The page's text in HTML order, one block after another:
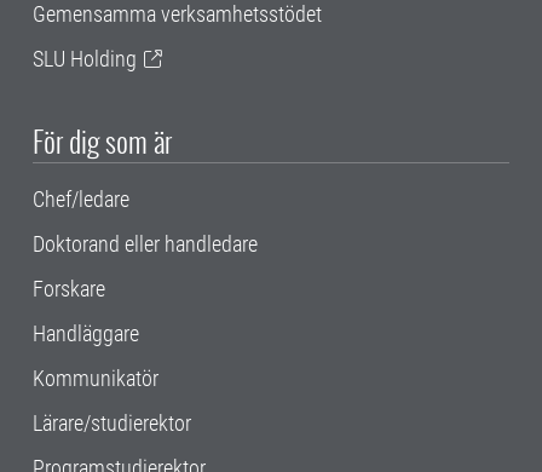
Gemensamma verksamhetsstödet
SLU Holding
För dig som är
Chef/ledare
Doktorand eller handledare
Forskare
Handläggare
Kommunikatör
Lärare/studierektor